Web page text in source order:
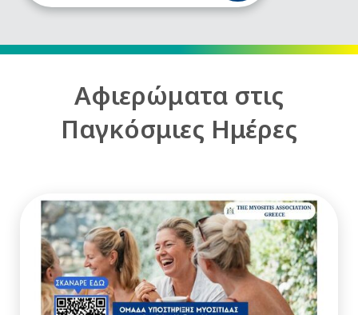
Αφιερώματα στις
Παγκόσμιες Ημέρες